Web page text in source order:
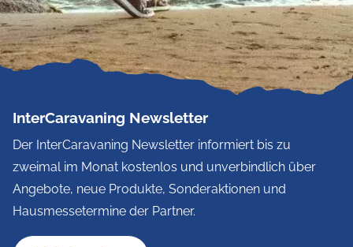
InterCaravaning Newsletter
Der InterCaravaning Newsletter informiert bis zu
zweimal im Monat kostenlos und unverbindlich über
Angebote, neue Produkte, Sonderaktionen und
Hausmessetermine der Partner.